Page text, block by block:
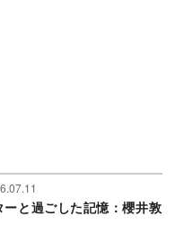
ーと過ごした記憶：櫻井敦